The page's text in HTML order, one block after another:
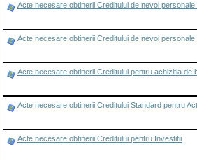
Acte necesare obtinerii Creditului de nevoi personale
Acte necesare obtinerii Creditului de nevoi
Acte necesare obtinerii Creditului pentru achizitia de
Acte necesare obtinerii Creditului Standard pentru
Acte necesare obtinerii Creditului pentru Investitii